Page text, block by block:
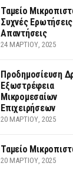
Ταμείο
Συχνές Ερωτήσεις
Απαντήσεις
24 ΜΑΡΤΊΟΥ, 2025
Προδημοσίευση
Εξωστρέφεια
Μικρομεσαίων
Επιχειρήσεων
20 ΜΑΡΤΊΟΥ, 2025
Ταμείο
20 ΜΑΡΤΊΟΥ, 2025